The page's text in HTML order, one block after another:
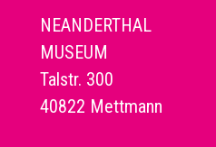
NEANDERTHAL
MUSEUM
Talstr. 300
40822 Mettmann